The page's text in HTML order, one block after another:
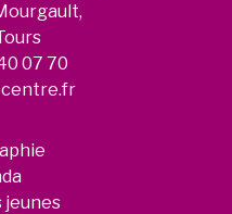
07 70
jeunes